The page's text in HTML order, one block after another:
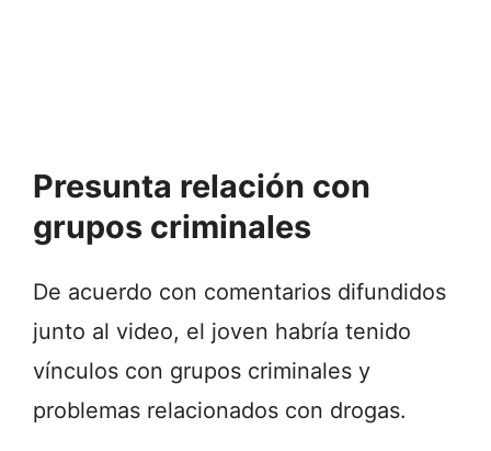
Presunta relación con
grupos criminales
De acuerdo con comentarios difundidos
junto al video, el joven habría tenido
vínculos con grupos criminales y
problemas relacionados con drogas.